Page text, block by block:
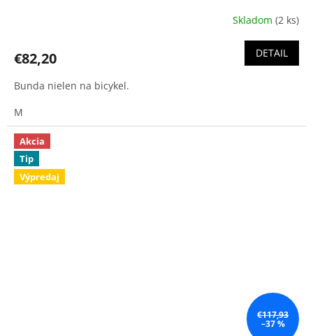
Skladom (2 ks)
€82,20 DETAIL
Bunda nielen na bicykel.
M
Akcia
Tip
Výpredaj
€117,93
–37 %